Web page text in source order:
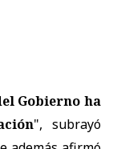
Gobierno ha
", subrayó